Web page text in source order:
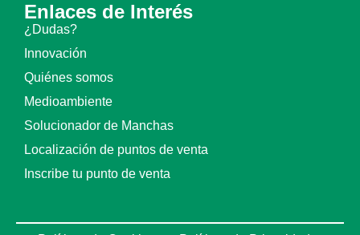
Enlaces de Interés
¿Dudas?
Innovación
Quiénes somos
Medioambiente
Solucionador de Manchas
Localización de puntos de venta
Inscribe tu punto de venta